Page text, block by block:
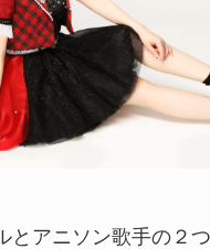
とアニソン歌手の２